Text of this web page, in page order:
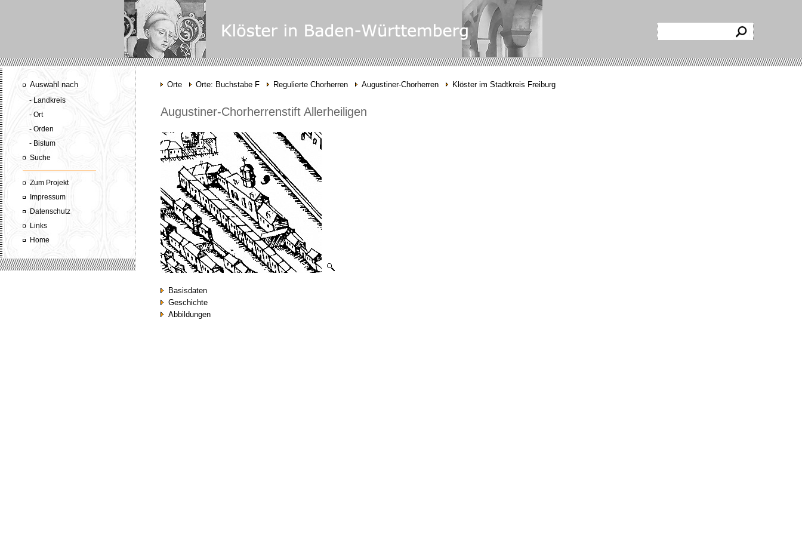
Auswahl nach
- Landkreis
- Ort
- Orden
- Bistum
Suche
Zum Projekt
Impressum
Datenschutz
Links
Home
Orte Orte: Buchstabe F Regulierte Chorherren Augustiner-Chorherren Klöster im Stadtkreis Freiburg
Augustiner-Chorherrenstift Allerheiligen
Basisdaten
Geschichte
Abbildungen